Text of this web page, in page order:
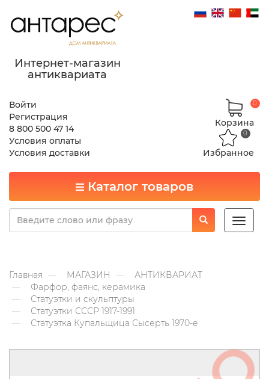
Интернет-магазин
антиквариата
Войти
Регистрация
8 800 500 47 14
Условия оплаты
Условия доставки
Корзина
0
Избранное
0
Каталог товаров
Toggle
Главная МАГАЗИН
АНТИКВАРИАТ
Фарфор, фаянс, керамика
Статуэтки и скульптуры
Статуэтки СССР 1917-1991
Статуэтка Купальщица Сысерть 1970-е